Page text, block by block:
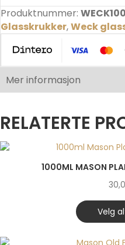
Produktnummer:
Glasskrukker,Weck
Mer informasjon
RELATERTE
1000ML MASON
Velg